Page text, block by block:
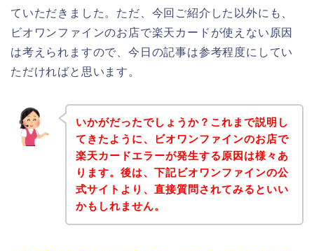
ていただきました。ただ、今回ご紹介した以外にも、
ビオワンファインのお店で楽天カードが使えない原因
は考えられますので、今日の記事は参考程度にしてい
ただければと思います。
いかがだったでしょうか？これまで説明し
てきたように、ビオワンファインのお店で
楽天カードエラーが発生する原因は様々あ
ります。後は、下記ビオワンファインの公
式サイトより、直接質問されてみるといい
かもしれません。